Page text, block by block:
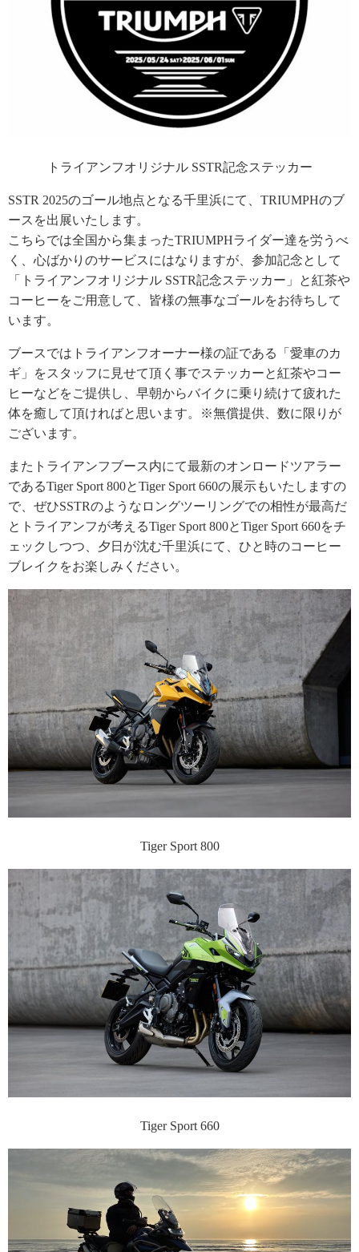
トライアンフオリジナル SSTR記念ステッカー
SSTR 2025のゴール地点となる千里浜にて、TRIUMPHのブ
ースを出展いたします。
こちらでは全国から集まったTRIUMPHライダー達を労うべ
く、心ばかりのサービスにはなりますが、参加記念として
「トライアンフオリジナル SSTR記念ステッカー」と紅茶や
コーヒーをご用意して、皆様の無事なゴールをお待ちして
います。
ブースではトライアンフオーナー様の証である「愛車のカ
ギ」をスタッフに見せて頂く事でステッカーと紅茶やコー
ヒーなどをご提供し、早朝からバイクに乗り続けて疲れた
体を癒して頂ければと思います。※無償提供、数に限りが
ございます。
またトライアンフブース内にて最新のオンロードツアラー
であるTiger Sport 800とTiger Sport 660の展示もいたしますの
で、ぜひSSTRのようなロングツーリングでの相性が最高だ
とトライアンフが考えるTiger Sport 800とTiger Sport 660をチ
ェックしつつ、夕日が沈む千里浜にて、ひと時のコーヒー
ブレイクをお楽しみください。
Tiger Sport 800
Tiger Sport 660